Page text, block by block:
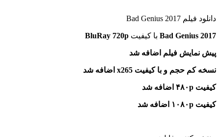
دانلود فیلم Bad Genius 2017
Bad Genius 2017 با کیفیت BluRay 720p
پیش نمایش فیلم اضافه شد
نسخه کم حجم و با کیفیت x265 اضافه شد
کیفیت ۴۸۰p اضافه شد
کیفیت ۱۰۸۰p اضافه شد